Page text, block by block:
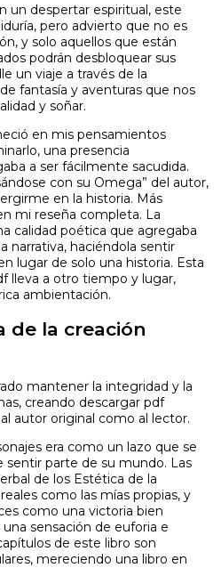
un despertar espiritual, este
pero advierto que no es
y solo aquellos que están
podrán desbloquear sus
un viaje a través de la
fantasía y aventuras que nos
y soñar.
en mis pensamientos
una presencia
a ser fácilmente sacudida.
con su Omega” del autor,
en la historia. Más
mi reseña completa. La
calidad poética que agregaba
narrativa, haciéndola sentir
lugar de solo una historia. Esta
lleva a otro tiempo y lugar,
ambientación.
de la creación
mantener la integridad y la
creando descargar pdf
autor original como al lector.
era como un lazo que se
sentir parte de su mundo. Las
de los Estética de la
como las mías propias, y
como una victoria bien
sensación de euforia e
de este libro son
mereciendo una libro en